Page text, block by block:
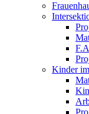
Kinder